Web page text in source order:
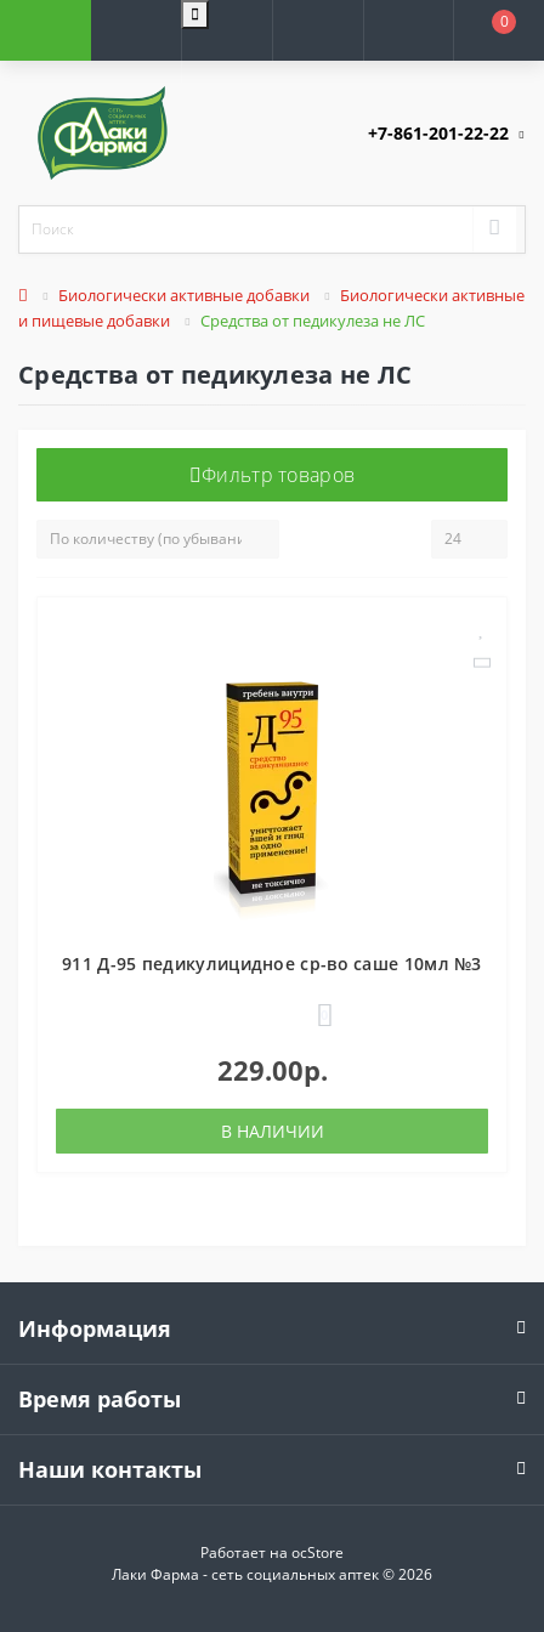
0
+7-861-201-22-22
Биологически активные добавки
Биологически активные
и пищевые добавки
Средства от педикулеза не ЛС
Средства от педикулеза не ЛС
Фильтр товаров
911 Д-95 педикулицидное ср-во саше 10мл №3
229.00р.
В НАЛИЧИИ
Информация
Время работы
Наши контакты
Работает на ocStore
Лаки Фарма - сеть социальных аптек © 2026